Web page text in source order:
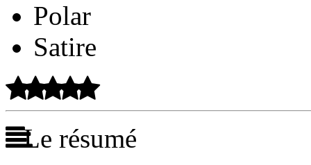
Polar
Satire
Le résumé